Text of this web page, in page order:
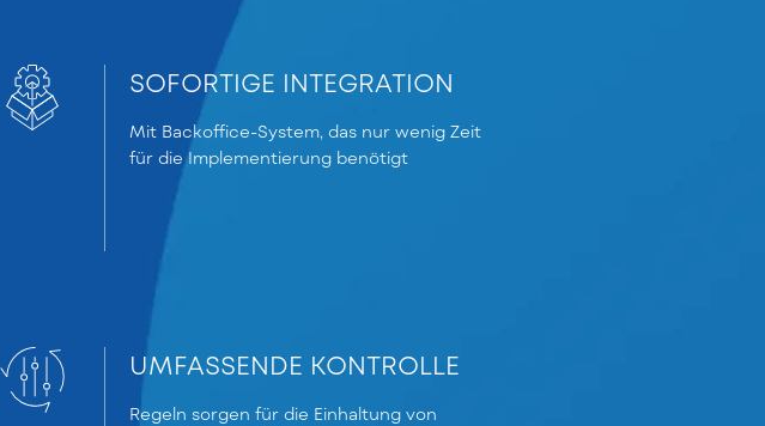
SOFORTIGE INTEGRATION
Mit Backoffice-System, das nur wenig Zeit
für die Implementierung benötigt
UMFASSENDE KONTROLLE
Regeln sorgen für die Einhaltung von